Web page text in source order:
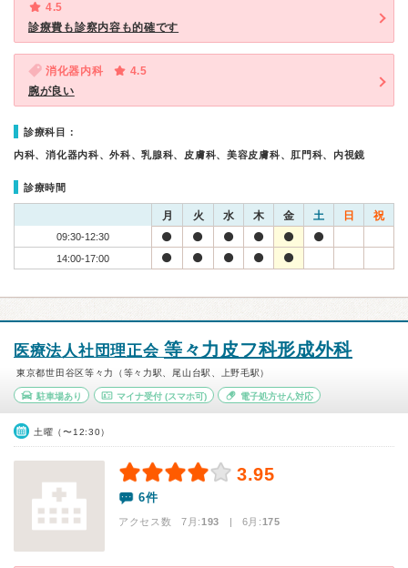
4.5
診療費も診察内容も的確です
消化器内科
4.5
腕が良い
診療科目：
内科、消化器内科、外科、乳腺科、皮膚科、美容皮膚科、肛門科、内視鏡
診療時間
月 火 水 木 金 土 日 祝
09:30-12:30
14:00-17:00
医療法人社団理正会 等々力皮フ科形成外科
東京都世田谷区等々力（等々力駅、尾山台駅、上野毛駅）
駐車場あり マイナ受付(スマホ可) 電子処方せん対応
土曜（〜12:30）
3.95
6件
アクセス数 7月:193 | 6月:175